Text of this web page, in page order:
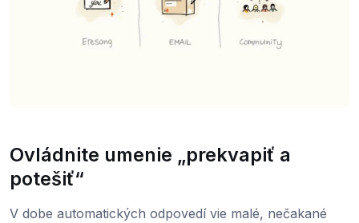
Ovládnite umenie „prekvapiť a
potešiť“
V dobe automatických odpovedí vie malé, nečakané